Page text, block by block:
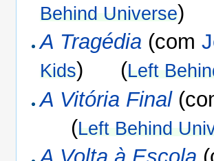
Behind Universe)
A Tragédia (com
Kids) (Left
A Vitória Final
(Left Behind